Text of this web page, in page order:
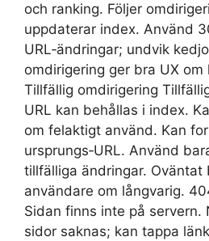
och ranking. Följer
uppdaterar index. Använd
URL‑ändringar; undvik
omdirigering ger bra UX
Tillfällig omdirigering
URL kan behållas i index.
om felaktigt använd. Kan
ursprungs‑URL. Använd
tillfälliga ändringar. Oväntat
användare om långvarig.
Sidan finns inte på servern.
sidor saknas; kan tappa